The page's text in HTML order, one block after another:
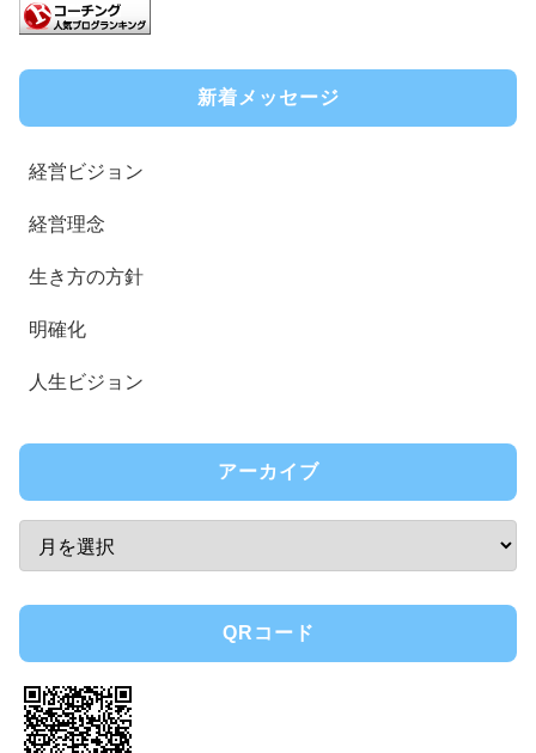
新着メッセージ
経営ビジョン
経営理念
生き方の方針
明確化
人生ビジョン
アーカイブ
QRコード